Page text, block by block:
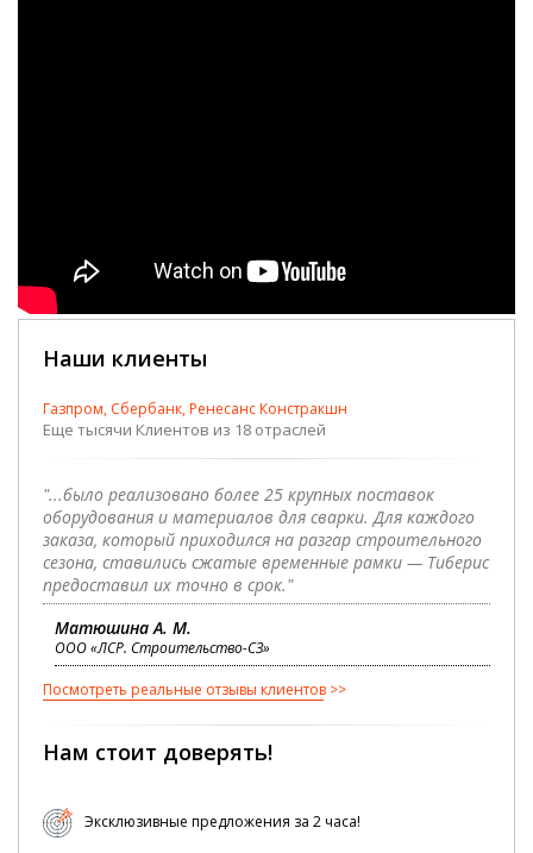
Наши клиенты
Газпром, Сбербанк, Ренесанс Констракшн
Еще тысячи Клиентов из 18 отраслей
"...было реализовано более 25 крупных поставок
оборудования и материалов для сварки. Для каждого
заказа, который приходился на разгар строительного
сезона, ставились сжатые временные рамки — Тиберис
предоставил их точно в срок."
Матюшина А. М.
ООО «ЛСР. Строительство-СЗ»
Посмотреть реальные отзывы клиентов
Нам стоит доверять!
Эксклюзивные предложения за 2 часа!